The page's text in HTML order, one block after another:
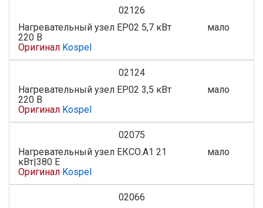
02126
Нагревательный узел ЕР02 5,7 кВт
220 В
Оригинал Kospel
мало
02124
Нагревательный узел ЕР02 3,5 кВт
220 В
Оригинал Kospel
мало
02075
Нагревательный узел ЕКСО.А1 21
кВт|380 Е
Оригинал Kospel
мало
02066